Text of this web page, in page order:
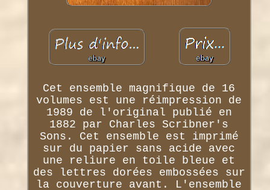
Cet ensemble magnifique de 16
volumes est une réimpression de
1989 de l'original publié en
1882 par Charles Scribner's
Sons. Cet ensemble est imprimé
sur du papier sans acide avec
une reliure en toile bleue et
des lettres dorées embossées sur
la couverture avant. L'ensemble